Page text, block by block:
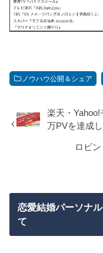
ノウハウ公開＆シェア
楽天・
万PVを達成
ロビ
恋愛結婚パーソナ
て